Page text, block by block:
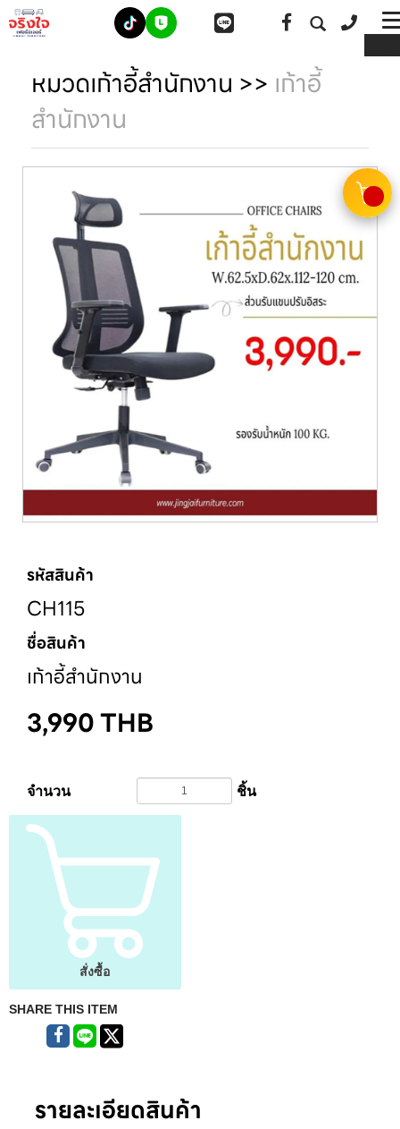
หมวดเก้าอี้สำนักงาน >> เก้าอี้
สำนักงาน
รหัสสินค้า
CH115
ชื่อสินค้า
เก้าอี้สำนักงาน
3,990THB
จำนวน ชิ้น
สั่งซื้อ
SHARE THIS ITEM
รายละเอียดสินค้า